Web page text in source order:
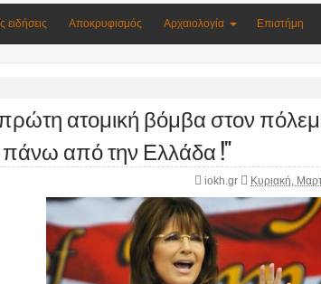
ειδήσεις Αποκρυφισμός Αρχαιολογία Επιστήμη
ατομική βόμβα στον
πάνω από την Ελλάδα !"
iokh.gr Κυριακή,